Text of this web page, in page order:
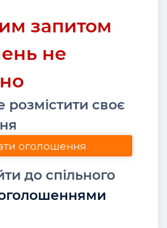
запитом
не
розмістити своє
оголошення
до спільного